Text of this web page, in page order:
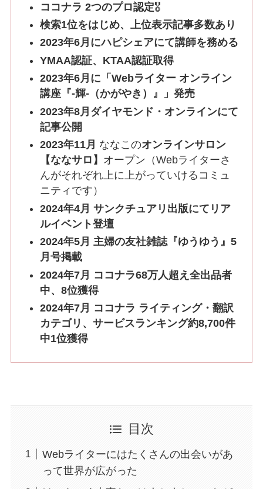
ココナラ 2つのプロ認定🎖
検索1位をはじめ、上位表示記事多数あり
2023年6月にハピシェアにて講師を務める
YMAA認証、KTAA認証取得
2023年6月に「Webライター オンライン
講座『‐輝‐（かがやき）』」発売
2023年8月ダイヤモンド・オンラインにて
記事公開
2023年11月 ななこのオンラインサロン
【ななサロ】 オープン（Webライターさ
んがそれぞれ上に上がっていけるコミュ
ニティです）
2024年4月 サンクチュアリ出版にてリア
ルイベント登壇
2024年5月 主婦の友社雑誌『ゆうゆう』5
月号掲載
2024年7月 ココナラ68万人超え全出品者
中、8位獲得
2024年7月 ココナラ ライティング・翻訳
カテゴリ、サービスランキング約8,700件
中1位獲得
目次
Webライターにはたくさんの出会いがあ
って世界が広がった